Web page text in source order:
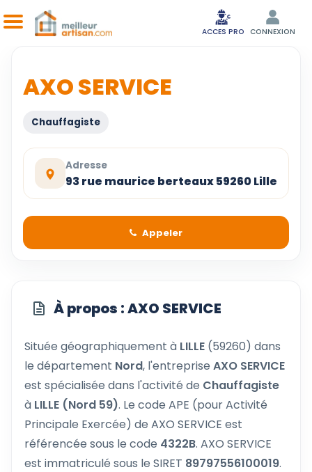
ACCES PRO CONNEXION
AXO SERVICE
Chauffagiste
Adresse
93 rue maurice berteaux 59260 Lille
Appeler
À propos : AXO SERVICE
Située géographiquement à LILLE (59260) dans
le département Nord, l'entreprise AXO SERVICE
est spécialisée dans l'activité de Chauffagiste
à LILLE (Nord 59). Le code APE (pour Activité
Principale Exercée) de AXO SERVICE est
référencée sous le code 4322B. AXO SERVICE
est immatriculé sous le SIRET 89797556100019.